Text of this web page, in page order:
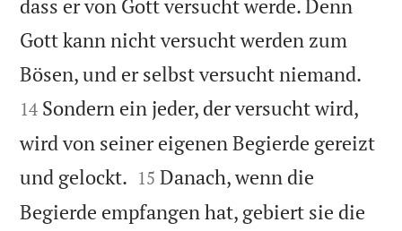
dass er von Gott versucht werde. Denn
Gott kann nicht versucht werden zum
Bösen, und er selbst versucht niemand.
14 Sondern ein jeder, der versucht wird,
wird von seiner eigenen Begierde gereizt
und gelockt. 

15 Danach, wenn die
Begierde empfangen hat, gebiert sie die